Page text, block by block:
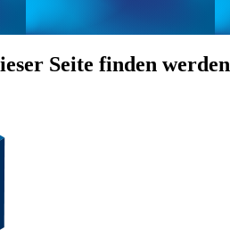
Seite finden werden